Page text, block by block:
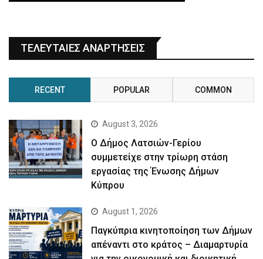
ΤΕΛΕΥΤΑΙΕΣ ΑΝΑΡΤΗΣΕΙΣ
RECENT POPULAR COMMON
August 3, 2026
Ο Δήμος Λατσιών-Γερίου
συμμετείχε στην τρίωρη στάση
εργασίας της Ένωσης Δήμων
Κύπρου
August 1, 2026
Παγκύπρια κινητοποίηση των Δήμων
απέναντι στο κράτος – Διαμαρτυρία